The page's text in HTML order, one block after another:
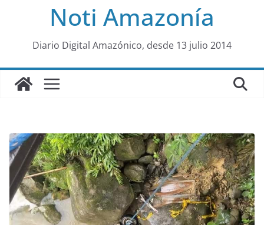
al
Noti Amazonía
Diario Digital Amazónico, desde 13 julio 2014